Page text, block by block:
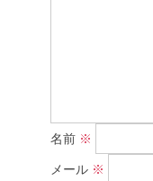
名前 ※
メール ※